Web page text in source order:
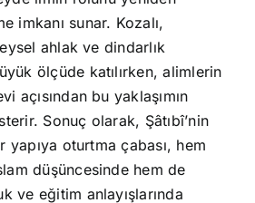
imkanı sunar. Kozalı,
ahlak ve dindarlık
ölçüde katılırken, alimlerin
açısından bu yaklaşımın
Sonuç olarak, Şâtıbî’nin
yapıya oturtma çabası, hem
düşüncesinde hem de
ve eğitim anlayışlarında